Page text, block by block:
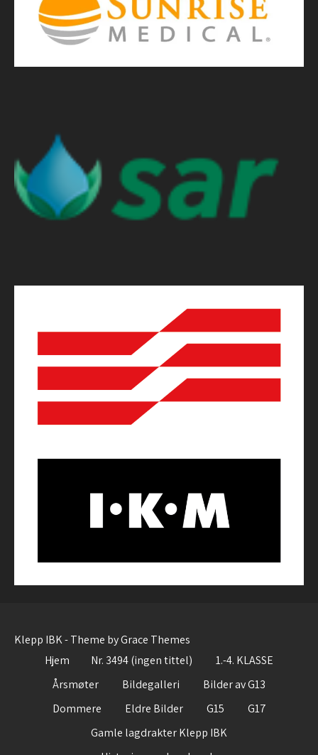
Klepp IBK - Theme by Grace Themes
Hjem
Nr. 3494 (ingen tittel)
1.-4. KLASSE
Årsmøter
Bildegalleri
Bilder av G13
Dommere
Eldre Bilder G15
G17
Gamle lagdrakter Klepp IBK